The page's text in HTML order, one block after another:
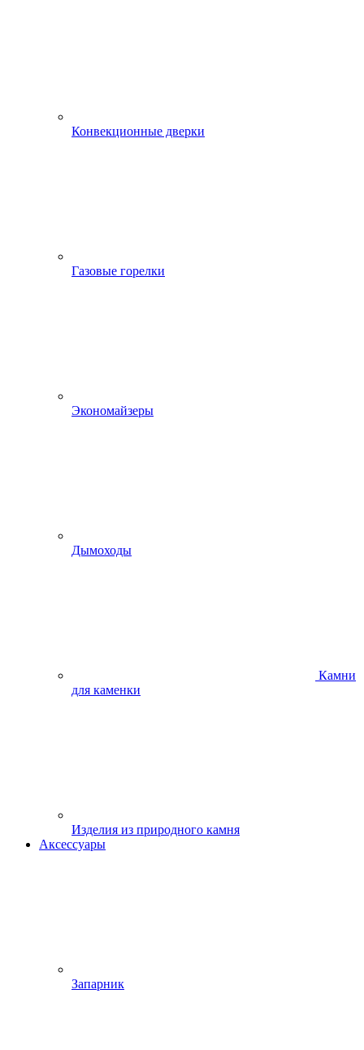
Конвекционные дверки
Газовые горелки
Экономайзеры
Дымоходы
Камни
для каменки
Изделия из природного камня
Аксессуары
Запарник